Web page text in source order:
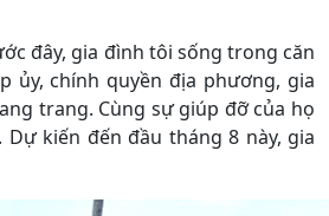
đây, gia đình tôi sống trong căn
ủy, chính quyền địa phương, gia
trang. Cùng sự giúp đỡ của họ
kiến đến đầu tháng 8 này, gia